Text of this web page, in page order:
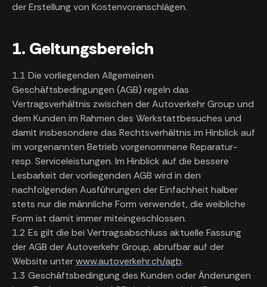
der Erstellung von Kostenvoranschlägen.
1. Geltungsbereich
1.1 Die vorliegenden Allgemeinen
Geschäftsbedingungen (AGB) regeln das
Vertragsverhältnis zwischen der Autoverkehr Group und
dem Kunden im Rahmen des Werkstattbesuches und
damit insbesondere das Rechtsverhältnis im Hinblick auf
im vorgenannten Betrieb vorgenommene Reparatur-
resp. Serviceleistungen. Im Hinblick auf die bessere
Lesbarkeit der vorliegenden AGB wird in den
nachfolgenden Ausführungen der Einfachheit halber
stets nur die männliche Form verwendet, die weibliche
Form ist damit immer miteingeschlossen.
1.2 Es gilt die bei Vertragsabschluss aktuelle Fassung
der AGB der Autoverkehr Group, abrufbar auf der
Website unterwww.autoverkehr.ch/agb.
1.3 Geschäftsbedingung des Kunden oder Änderungen